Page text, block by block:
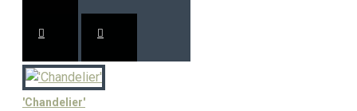
'Chandelier'